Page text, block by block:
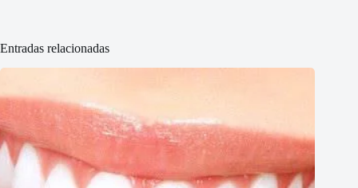
Entradas relacionadas